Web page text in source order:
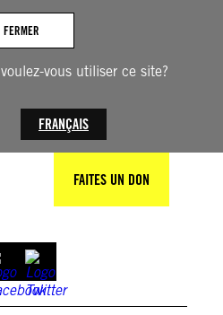
vous utiliser ce site?
FRANÇAIS
FERMER
FAITES UN DON